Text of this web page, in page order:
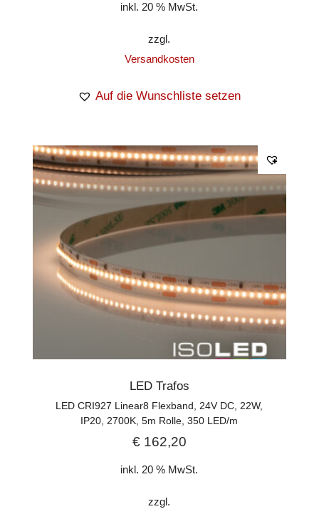
inkl. 20 % MwSt.
zzgl.
Versandkosten
Auf die Wunschliste setzen
LED Trafos
LED CRI927 Linear8 Flexband, 24V DC, 22W,
IP20, 2700K, 5m Rolle, 350 LED/m
€162,20
inkl. 20 % MwSt.
zzgl.